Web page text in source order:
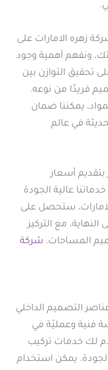
زهره الامارات على
ونفهم أهمية وجود
تحقيق التوازن بين
فريدًا من نوعه.
يمكننا ضمان
في عالم
أسعار
عالية الجودة
ستحصل على
مع التركيز
المساحات. شركة
التصميم الداخلي
فنية وعمليّة في
لك خدمات تركيب
يمكن استخدام